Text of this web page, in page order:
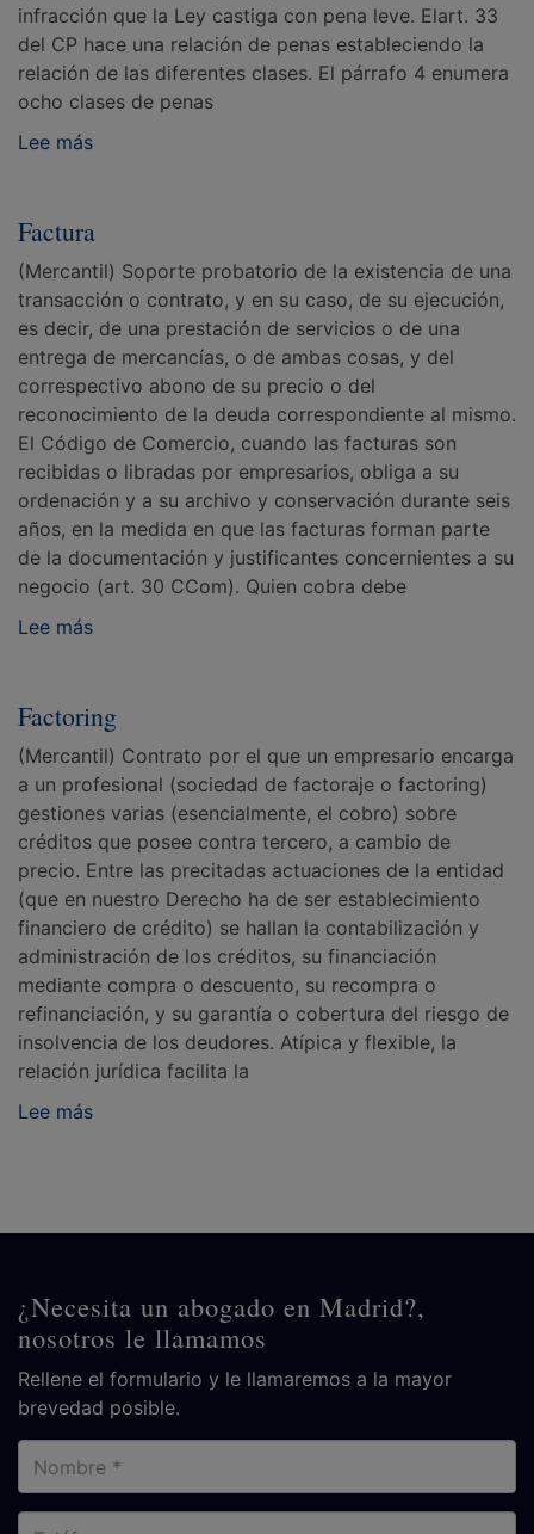
infracción que la Ley castiga con pena leve. Elart. 33
del CP hace una relación de penas estableciendo la
relación de las diferentes clases. El párrafo 4 enumera
ocho clases de penas
Lee más
Factura
(Mercantil) Soporte probatorio de la existencia de una
transacción o contrato, y en su caso, de su ejecución,
es decir, de una prestación de servicios o de una
entrega de mercancías, o de ambas cosas, y del
correspectivo abono de su precio o del
reconocimiento de la deuda correspondiente al mismo.
El Código de Comercio, cuando las facturas son
recibidas o libradas por empresarios, obliga a su
ordenación y a su archivo y conservación durante seis
años, en la medida en que las facturas forman parte
de la documentación y justificantes concernientes a su
negocio (art. 30 CCom). Quien cobra debe
Lee más
Factoring
(Mercantil) Contrato por el que un empresario encarga
a un profesional (sociedad de factoraje o factoring)
gestiones varias (esencialmente, el cobro) sobre
créditos que posee contra tercero, a cambio de
precio. Entre las precitadas actuaciones de la entidad
(que en nuestro Derecho ha de ser establecimiento
financiero de crédito) se hallan la contabilización y
administración de los créditos, su financiación
mediante compra o descuento, su recompra o
refinanciación, y su garantía o cobertura del riesgo de
insolvencia de los deudores. Atípica y flexible, la
relación jurídica facilita la
Lee más
¿Necesita un abogado en Madrid?,
nosotros le llamamos
Rellene el formulario y le llamaremos a la mayor
brevedad posible.